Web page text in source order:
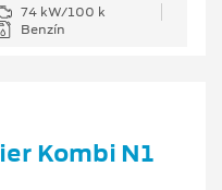
74 kW/100 k
Benzín
Kombi N1